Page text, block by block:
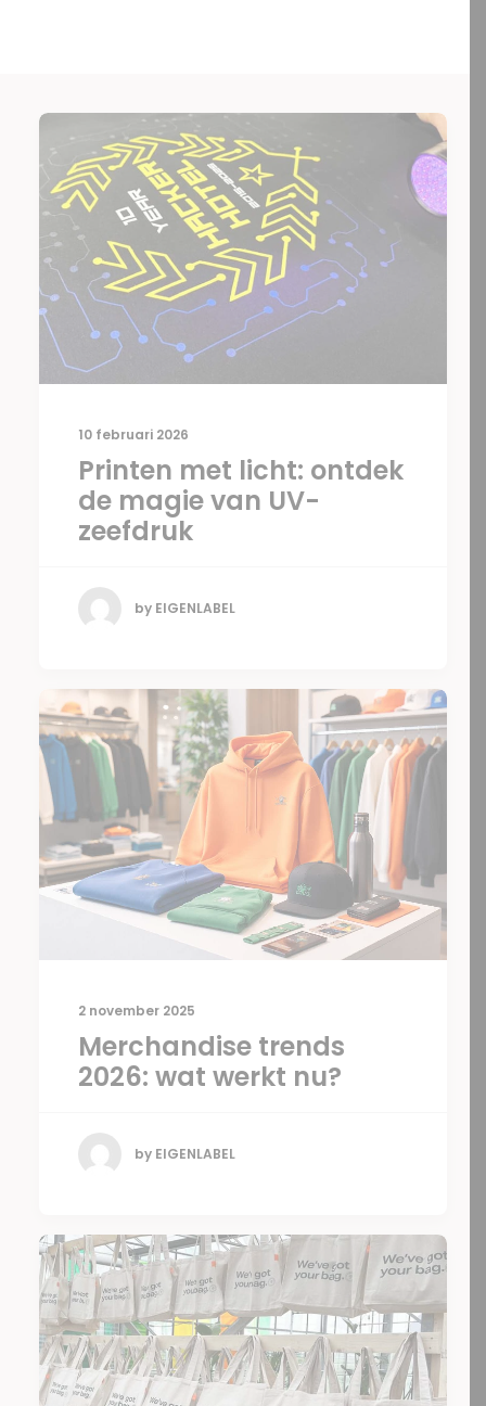
10 februari 2026
Printen met licht: ontdek
de magie van UV-
zeefdruk
by EIGENLABEL
2 november 2025
Merchandise trends
2026: wat werkt nu?
by EIGENLABEL